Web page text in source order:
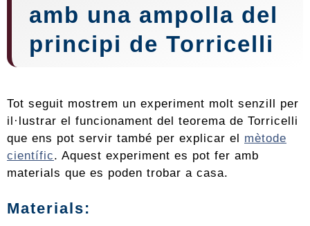
amb una ampolla del
principi de Torricelli
Tot seguit mostrem un experiment molt senzill per
il·lustrar el funcionament del teorema de Torricelli
que ens pot servir també per explicar el mètode
científic. Aquest experiment es pot fer amb
materials que es poden trobar a casa.
Materials: